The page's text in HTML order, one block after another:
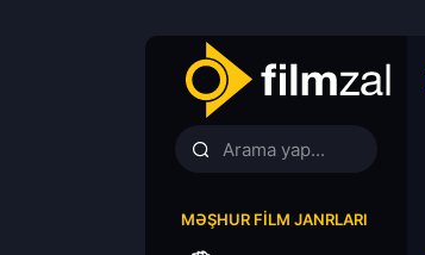
MƏŞHUR FILM JANRLARI